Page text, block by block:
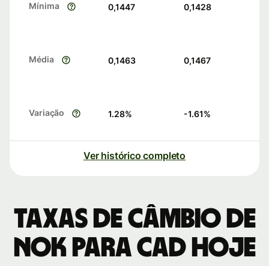
Mínima 0,1447 0,1428
Média 0,1463 0,1467
Variação 1.28% -1.61%
Ver histórico completo
Taxas de câmbio de
NOK para CAD hoje